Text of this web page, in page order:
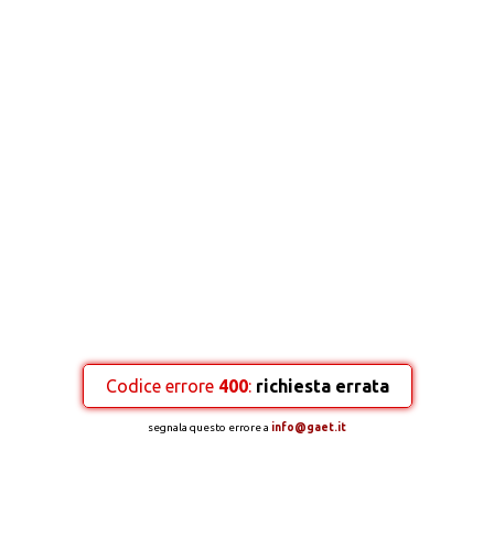
Codice errore 400: richiesta errata
segnala questo errore a info@gaet.it